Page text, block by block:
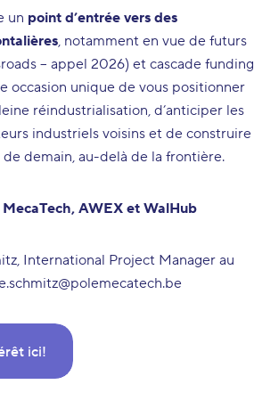
un point d’entrée vers des
, notamment en vue de futurs
– appel 2026) et cascade funding
occasion unique de vous positionner
réindustrialisation, d’anticiper les
industriels voisins et de construire
demain, au-delà de la frontière.
AWEX et WalHub
International Project Manager au
ici!